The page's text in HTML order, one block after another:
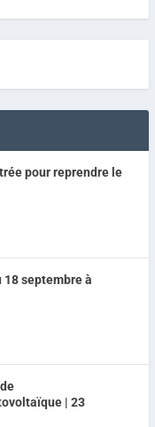
pour reprendre le
18 septembre à
| 23